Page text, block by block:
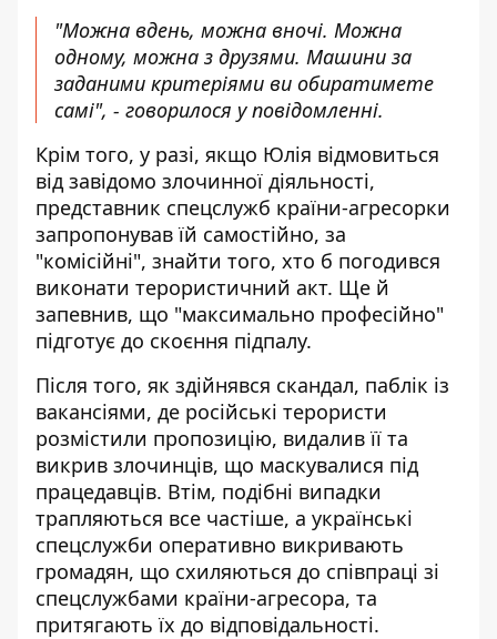
"Можна вдень, можна вночі. Можна
одному, можна з друзями. Машини за
заданими критеріями ви обиратимете
самі", - говорилося у повідомленні.
Крім того, у разі, якщо Юлія відмовиться
від завідомо злочинної діяльності,
представник спецслужб країни-агресорки
запропонував їй самостійно, за
"комісійні", знайти того, хто б погодився
виконати терористичний акт. Ще й
запевнив, що "максимально професійно"
підготує до скоєння підпалу.
Після того, як здійнявся скандал, паблік із
вакансіями, де російські терористи
розмістили пропозицію, видалив її та
викрив злочинців, що маскувалися під
працедавців. Втім, подібні випадки
трапляються все частіше, а українські
спецслужби оперативно викривають
громадян, що схиляються до співпраці зі
спецслужбами країни-агресора, та
притягають їх до відповідальності.